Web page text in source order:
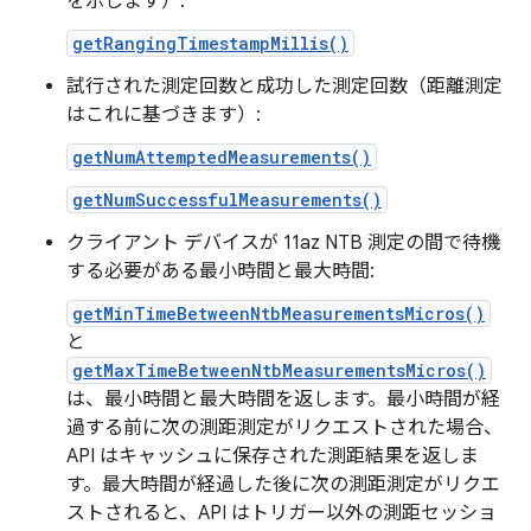
getRangingTimestampMillis()
試行された測定回数と成功した測定回数（距離測定
はこれに基づきます）:
getNumAttemptedMeasurements()
getNumSuccessfulMeasurements()
クライアント デバイスが 11az NTB 測定の間で待機
する必要がある最小時間と最大時間:
getMinTimeBetweenNtbMeasurementsMicros()
と
getMaxTimeBetweenNtbMeasurementsMicros()
は、最小時間と最大時間を返します。最小時間が経
過する前に次の測距測定がリクエストされた場合、
API はキャッシュに保存された測距結果を返しま
す。最大時間が経過した後に次の測距測定がリクエ
ストされると、API はトリガー以外の測距セッショ